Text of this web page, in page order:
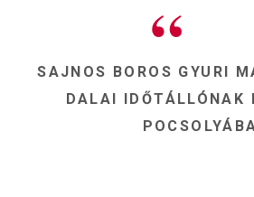
SAJNOS BOROS GYURI
DALAI IDŐTÁLLÓNAK